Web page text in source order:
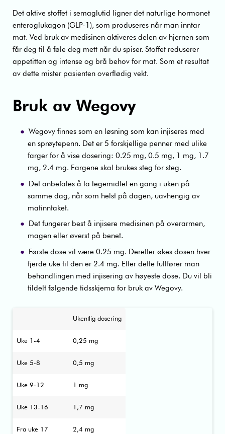
Det aktive stoffet i semaglutid ligner det naturlige hormonet
enteroglukagon (GLP-1), som produseres når man inntar
mat. Ved bruk av medisinen aktiveres delen av hjernen som
får deg til å føle deg mett når du spiser. Stoffet reduserer
appetitten og intense og brå behov for mat. Som et resultat
av dette mister pasienten overflødig vekt.
Bruk av Wegovy
Wegovy finnes som en løsning som kan injiseres med
en sprøytepenn. Det er 5 forskjellige penner med ulike
farger for å vise dosering: 0.25 mg, 0.5 mg, 1 mg, 1.7
mg, 2.4 mg. Fargene skal brukes steg for steg.
Det anbefales å ta legemidlet en gang i uken på
samme dag, når som helst på dagen, uavhengig av
matinntaket.
Det fungerer best å injisere medisinen på overarmen,
magen eller øverst på benet.
Første dose vil være 0.25 mg. Deretter økes dosen hver
fjerde uke til den er 2.4 mg. Etter dette fullfører man
behandlingen med injisering av høyeste dose. Du vil bli
tildelt følgende tidsskjema for bruk av Wegovy.
Ukentlig dosering
Uke 1-4 0,25 mg
Uke 5-8 0,5 mg
Uke 9-12 1 mg
Uke 13-16 1,7 mg
Fra uke 17 2,4 mg